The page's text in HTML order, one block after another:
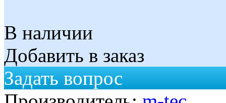
В наличии
Добавить в заказ
Задать вопрос